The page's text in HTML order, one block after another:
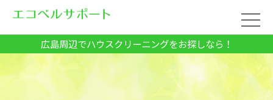
広島周辺でハウスクリーニングをお探しなら！